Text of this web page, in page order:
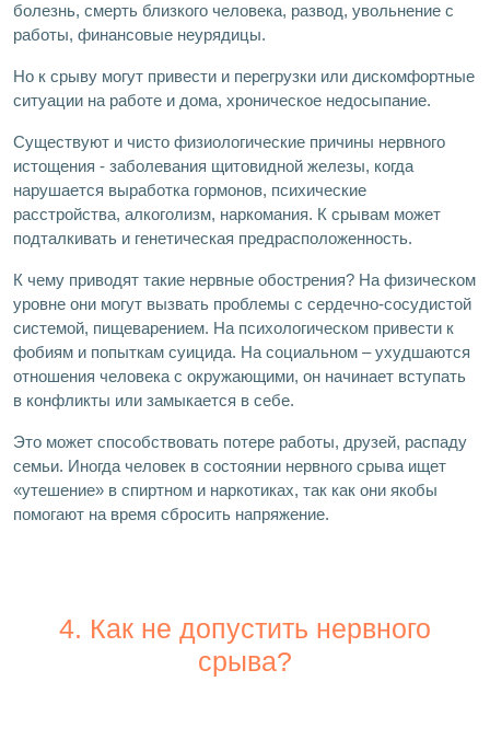
болезнь, смерть близкого человека, развод, увольнение с
работы, финансовые неурядицы.
Но к срыву могут привести и перегрузки или дискомфортные
ситуации на работе и дома, хроническое недосыпание.
Существуют и чисто физиологические причины нервного
истощения - заболевания щитовидной железы, когда
нарушается выработка гормонов, психические
расстройства, алкоголизм, наркомания. К срывам может
подталкивать и генетическая предрасположенность.
К чему приводят такие нервные обострения? На физическом
уровне они могут вызвать проблемы с сердечно-сосудистой
системой, пищеварением. На психологическом привести к
фобиям и попыткам суицида. На социальном – ухудшаются
отношения человека с окружающими, он начинает вступать
в конфликты или замыкается в себе.
Это может способствовать потере работы, друзей, распаду
семьи. Иногда человек в состоянии нервного срыва ищет
«утешение» в спиртном и наркотиках, так как они якобы
помогают на время сбросить напряжение.
4. Как не допустить нервного
срыва?